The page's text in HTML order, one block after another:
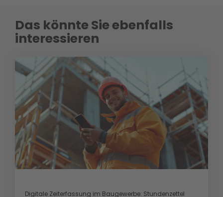
Das könnte Sie ebenfalls
interessieren
Digitale Zeiterfassung im Baugewerbe: Stundenzettel